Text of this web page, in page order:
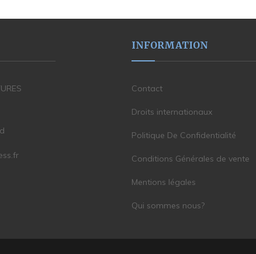
INFORMATION
Contact
Droits internationaux
Politique De Confidentialité
Conditions Générales de vente
Mentions légales
Qui sommes nous?